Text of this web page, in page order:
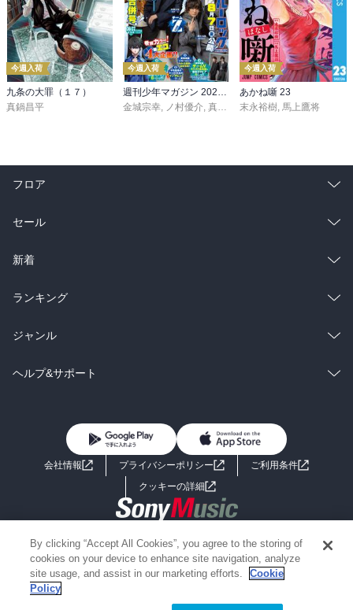
今週入荷
九条の大罪（１７）
真鍋昌平
今週入荷
金城宗幸
ノ村優介 真島ヒロ ,宮島礼吏, 新川直司
今週入荷
あかね噺 23
末永裕樹 馬上鷹将
フロア
総合
ラノベ
雑誌・グラビア
BL・TL
セール
総合
ラノベ
雑誌・グラビア
BL・TL
新着
総合
ラノベ
雑誌・グラビア
ランキング
総合
ラノベ
ジャンル
コミック
ライトノベル 男子向けラノベ
小説
海外小説
ミステリー SF
歴史・時代小説
ヘルプ&サポート
よくあるご質問 お問い合わせ
会社情報 プライバシーポリシー
ご利用条件
クッキーの詳細
Copyright 2017 - 2026 Sony Music Entertainment(Japan) Inc.
Information on the site is for the Japan domestic market only
powered by
By clicking “Accept All Cookies”, you agree to the storing of
cookies on your device to enhance site navigation, analyze
site usage, and assist in our marketing efforts.
Cookie
Policy